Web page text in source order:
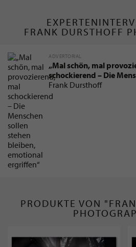
FRANK DURSTHOFF
ADVERTORIAL
„Mal schön, mal
schockierend – Die
bleiben, emotional
Frank Dursthoff
PRODUKTE VON